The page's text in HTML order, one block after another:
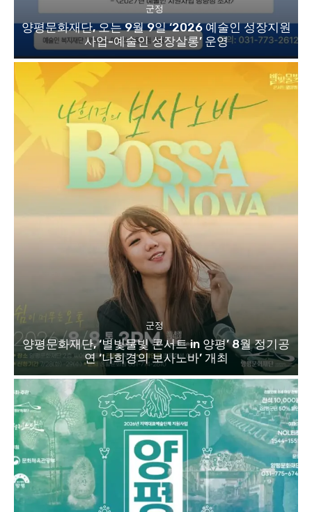
군정
양평문화재단, 오는 9월 9일 ‘2026 예술인 성장지원
사업-예술인 성장살롱’ 운영
군정
양평문화재단, ‘별빛물빛 콘서트 in 양평’ 8월 정기공
연 ‘나희경의 보사노바’ 개최